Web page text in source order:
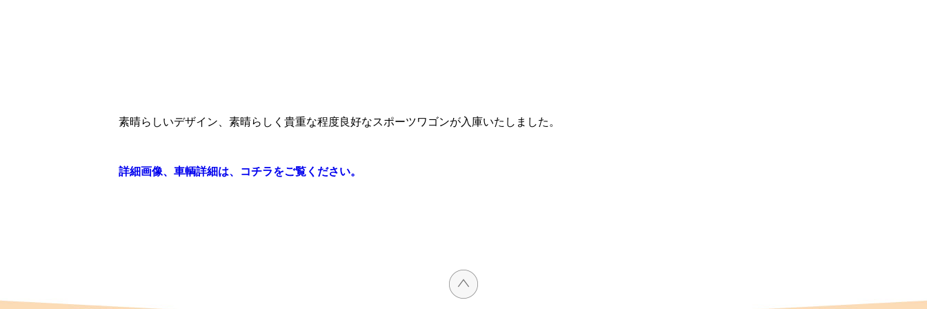
素晴らしいデザイン、素晴らしく貴重な程度良好なスポーツワゴンが入庫いたしました。
詳細画像、車輌詳細は、コチラをご覧ください。